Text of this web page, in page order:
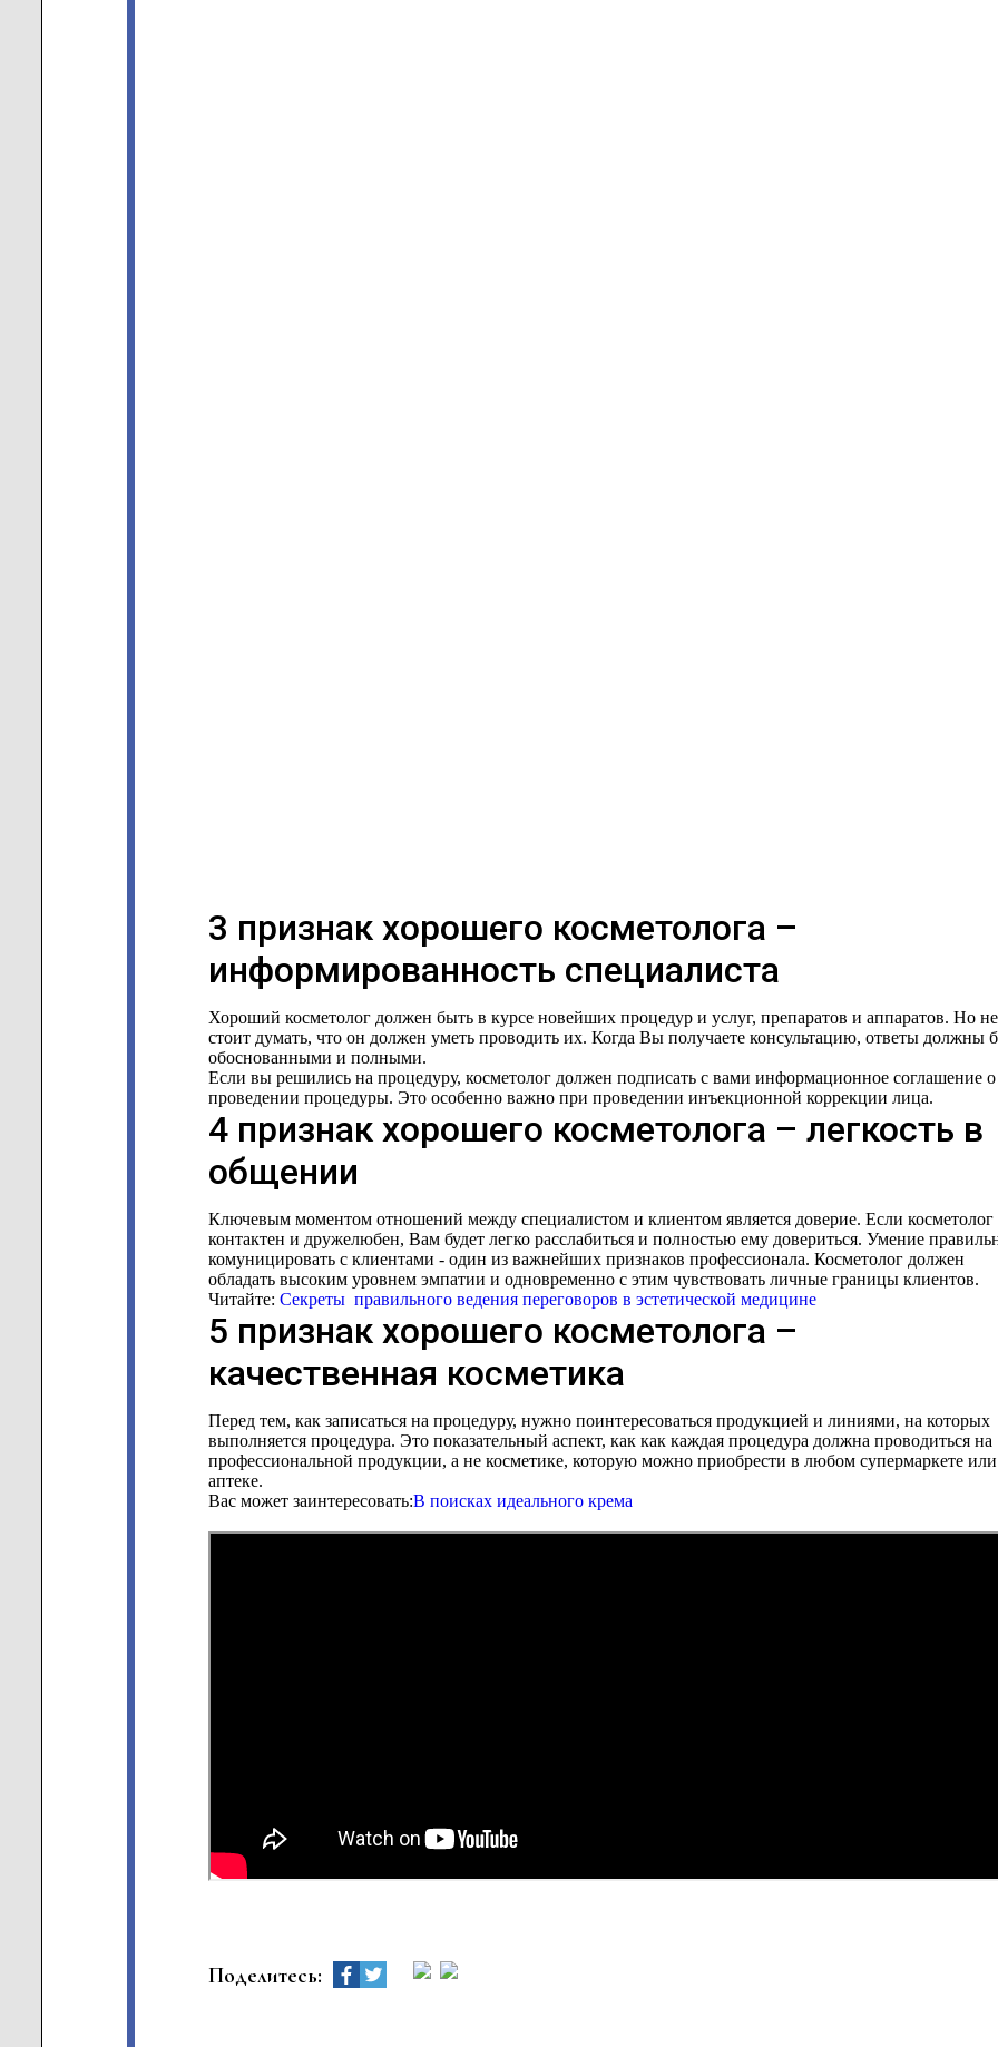
3 признак хорошего косметолога –
информированность специалиста
Хороший косметолог должен быть в курсе новейших процедур и услуг, препаратов и аппаратов. Но не
стоит думать, что он должен уметь проводить их. Когда Вы получаете консультацию, ответы должны
обоснованными и полными.
Если вы решились на процедуру, косметолог должен подписать с вами информационное соглашение о
проведении процедуры. Это особенно важно при проведении инъекционной коррекции лица.
4 признак хорошего косметолога – легкость в
общении
Ключевым моментом отношений между специалистом и клиентом является доверие. Если косметолог
контактен и дружелюбен, Вам будет легко расслабиться и полностью ему довериться. Умение
комуницировать с клиентами - один из важнейших признаков профессионала. Косметолог должен
обладать высоким уровнем эмпатии и одновременно с этим чувствовать личные границы клиентов.
Читайте: Секреты правильного ведения переговоров в эстетической медицине
5 признак хорошего косметолога –
качественная косметика
Перед тем, как записаться на процедуру, нужно поинтересоваться продукцией и линиями, на которых
выполняется процедура. Это показательный аспект, как как каждая процедура должна проводиться на
профессиональной продукции, а не косметике, которую можно приобрести в любом супермаркете или
аптеке.
Вас может заинтересовать:В поисках идеального крема
Поделитесь: